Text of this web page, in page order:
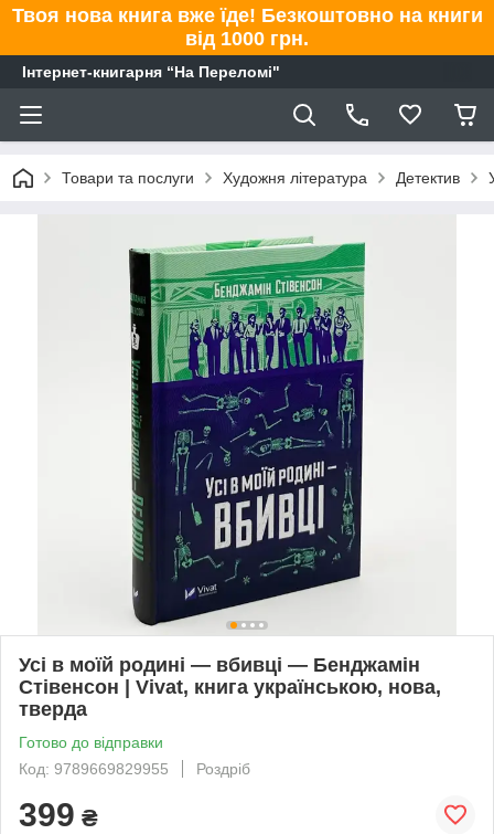
Твоя нова книга вже їде! Безкоштовно на книги
від 1000 грн.
Інтернет-книгарня “На Переломі"
Товари та послуги Художня література Детектив
Усі в моїй родині — вбивці — Бенджамін
Стівенсон | Vivat, книга українською, нова,
тверда
Готово до відправки
Код: 9789669829955
Роздріб
399 ₴